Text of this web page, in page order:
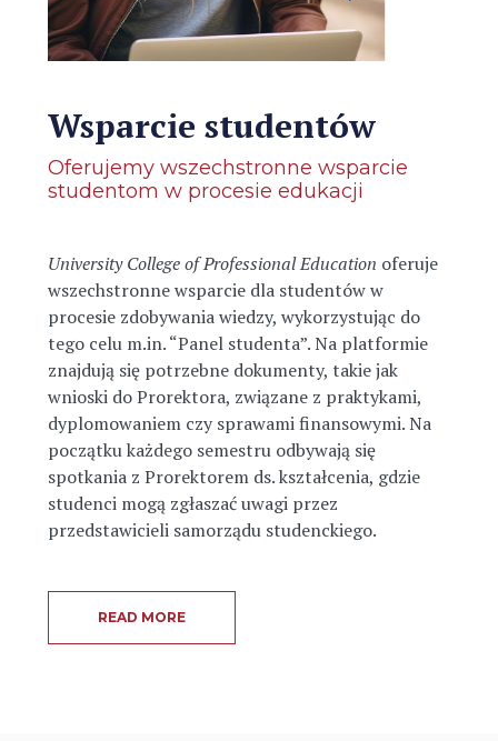
Wsparcie studentów
Oferujemy wszechstronne wsparcie
studentom w procesie edukacji
University College of Professional Education oferuje
wszechstronne wsparcie dla studentów w
procesie zdobywania wiedzy, wykorzystując do
tego celu m.in. “Panel studenta”. Na platformie
znajdują się potrzebne dokumenty, takie jak
wnioski do Prorektora, związane z praktykami,
dyplomowaniem czy sprawami finansowymi. Na
początku każdego semestru odbywają się
spotkania z Prorektorem ds. kształcenia, gdzie
studenci mogą zgłaszać uwagi przez
przedstawicieli samorządu studenckiego.
READ MORE